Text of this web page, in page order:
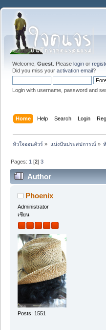
Welcome, Guest . Please login or
Did you miss your activation email?
Login with username, password and
Home Help Search Login
หัวใจออนทัวร์ » แบ่งปันประสปการณ์»
Pages: 1 [2]3
Author
Phoenix
Administrator
เซียน
Posts: 1551